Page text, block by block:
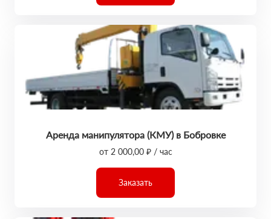
Аренда манипулятора (КМУ) в Бобровке
от 2 000,00 ₽ / час
Заказать